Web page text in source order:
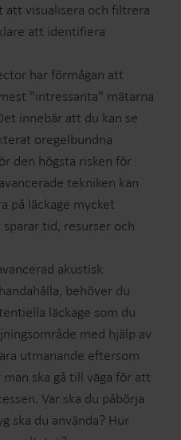
visualisera och filtrera
att identifiera
har förmågan att
"intressanta" mätarna
innebär att du kan se
oregelbundna
den högsta risken för
tekniken kan
på läckage mycket
tid, resurser och
akustisk
behöver du
läckage som du
med hjälp av
utmanande eftersom
ska gå till väga för att
Var ska du påbörja
ska du använda? Hur